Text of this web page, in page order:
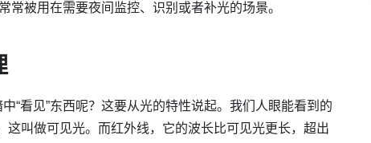
常被用在需要夜间监控、识别或者补光的场景。
“看见”东西呢？这要从光的特性说起。我们人眼能看到的
叫做可见光。而红外线，它的波长比可见光更长，超出